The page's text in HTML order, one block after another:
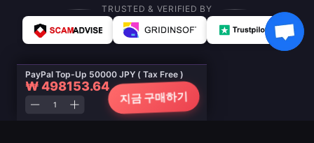
PayPal Top-Up 50000 JPY ( Tax Free )
₩ 498153.64
지금 구매하기
TRUSTED & VERIFIED BY